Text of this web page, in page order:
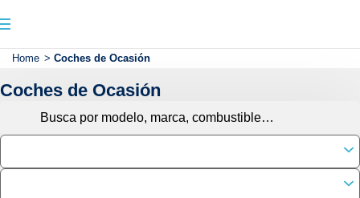
Home > Coches de Ocasión
Coches de Ocasión